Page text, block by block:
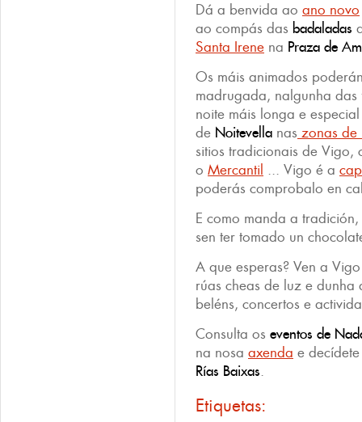
Dá a benvida ao ano novo
ao compás das badaladas
Santa Irene na Praza de
Os máis animados
madrugada, nalgunha
noite máis longa e
de Noitevella nas zonas de
sitios tradicionais de Vigo,
o Mercantil ... Vigo é a
poderás comprobalo en
E como manda a
sen ter tomado un
A que esperas? Ven a
rúas cheas de luz e
beléns, concertos e
Consulta os eventos de
na nosa axenda e
Rías Baixas.
Etiquetas: